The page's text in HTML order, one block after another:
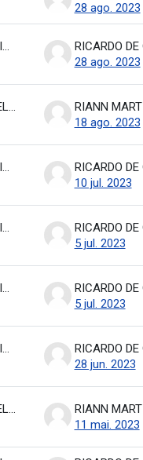
28 ago. 2023
RICARDO DE OLIVEIRA BRASIL COSTA
28 ago. 2023
RIANN MARTINELLI BATISTA
18 ago. 2023
RICARDO DE OLIVEIRA BRASIL COSTA
10 jul. 2023
RICARDO DE OLIVEIRA BRASIL COSTA
5 jul. 2023
RICARDO DE OLIVEIRA BRASIL COSTA
5 jul. 2023
RICARDO DE OLIVEIRA BRASIL COSTA
28 jun. 2023
RIANN MARTINELLI BATISTA
11 mai. 2023